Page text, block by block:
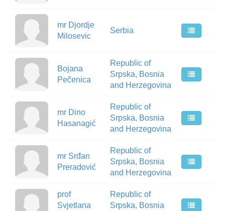
mr Djordje
Milosevic
Serbia
Bojana
Pečenica
Republic of
Srpska, Bosnia
and Herzegovina
mr Dino
Hasanagić
Republic of
Srpska, Bosnia
and Herzegovina
mr Srđan
Preradović
Republic of
Srpska, Bosnia
and Herzegovina
prof
Svjetlana
Republic of
Srpska, Bosnia